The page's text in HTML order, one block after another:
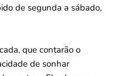
de segunda a sábado,
que contarão o
de sonhar